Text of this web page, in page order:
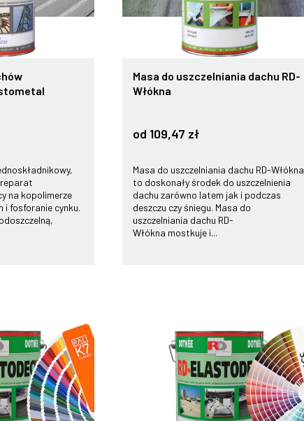
na kopolimerze
i fosforanie cynku.
Masa do uszczelniania dachu RD-
Włókna
od 109,47 zł
Masa do uszczelniania dachu RD-Włókna
to doskonały środek do uszczelnienia
dachu zarówno latem jak i podczas
deszczu czy śniegu. Masa do
uszczelniania dachu RD-
Włókna mostkuje i...